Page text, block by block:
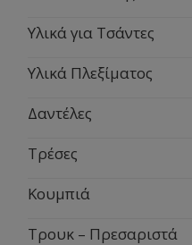
Υλικά για Τσάντες
Υλικά Πλεξίματος
Δαντέλες
Τρέσες
Κουμπιά
Τρουκ – Πρεσαριστά